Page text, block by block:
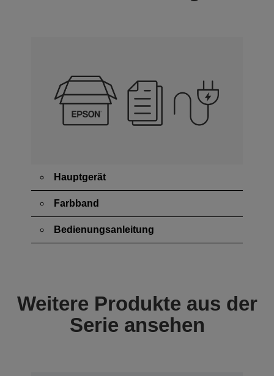
Hauptgerät
Farbband
Bedienungsanleitung
Weitere Produkte aus der
Serie ansehen